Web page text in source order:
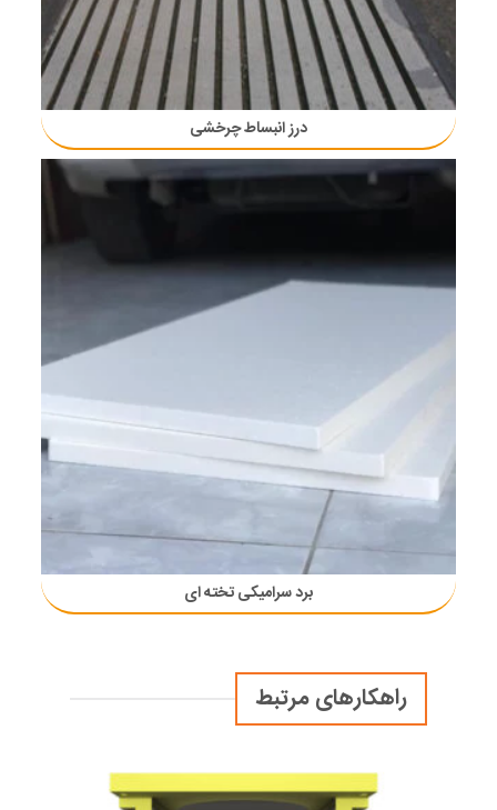
درز انبساط چرخشی
برد سرامیکی تخته ای
راهکارهای مرتبط